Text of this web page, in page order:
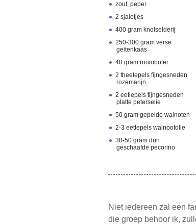
zout, peper
2 sjalotjes
400 gram knolselderij
250-300 gram verse
geitenkaas
40 gram roomboter
2 theelepels fijngesneden
rozemarijn
2 eetlepels fijngesneden
platte peterselie
50 gram gepelde walnoten
2-3 eetlepels walnootolie
30-50 gram dun
geschaafde pecorino
Niet iedereen zal een
die groep behoor ik,